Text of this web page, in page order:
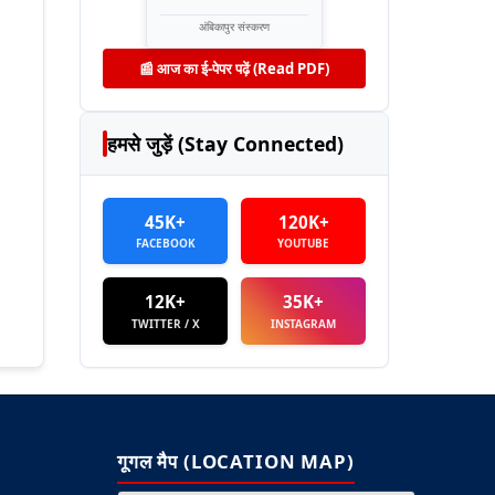
अंबिकापुर संस्करण
📰 आज का ई-पेपर पढ़ें (Read PDF)
हमसे जुड़ें (Stay Connected)
45K+
FACEBOOK
120K+
YOUTUBE
12K+
TWITTER / X
35K+
INSTAGRAM
गूगल मैप (LOCATION MAP)